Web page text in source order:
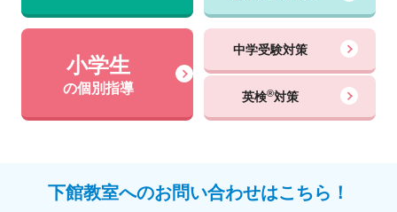
小学生
の個別指導
中学受験対策
英検®対策
下館教室へのお問い合わせはこちら！